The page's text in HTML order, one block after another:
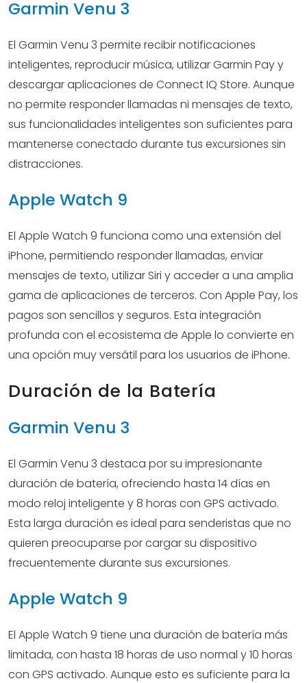
Garmin Venu 3
El Garmin Venu 3 permite recibir notificaciones
inteligentes, reproducir música, utilizar Garmin Pay y
descargar aplicaciones de Connect IQ Store. Aunque
no permite responder llamadas ni mensajes de texto,
sus funcionalidades inteligentes son suficientes para
mantenerse conectado durante tus excursiones sin
distracciones.
Apple Watch 9
El Apple Watch 9 funciona como una extensión del
iPhone, permitiendo responder llamadas, enviar
mensajes de texto, utilizar Siri y acceder a una amplia
gama de aplicaciones de terceros. Con Apple Pay, los
pagos son sencillos y seguros. Esta integración
profunda con el ecosistema de Apple lo convierte en
una opción muy versátil para los usuarios de iPhone.
Duración de la Batería
Garmin Venu 3
El Garmin Venu 3 destaca por su impresionante
duración de batería, ofreciendo hasta 14 días en
modo reloj inteligente y 8 horas con GPS activado.
Esta larga duración es ideal para senderistas que no
quieren preocuparse por cargar su dispositivo
frecuentemente durante sus excursiones.
Apple Watch 9
El Apple Watch 9 tiene una duración de batería más
limitada, con hasta 18 horas de uso normal y 10 horas
con GPS activado. Aunque esto es suficiente para la